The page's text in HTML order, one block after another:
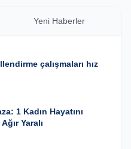
Yeni Haberler
çalışmaları hız
1 Kadın Hayatını
Yaralı